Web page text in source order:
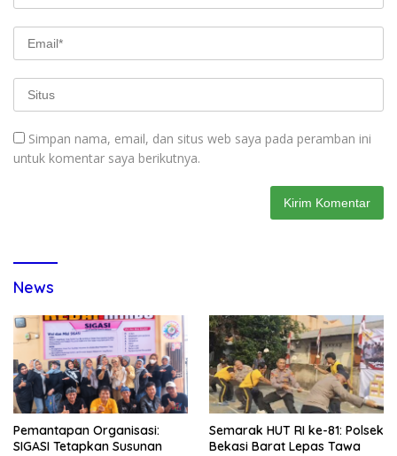
Simpan nama, email, dan situs web saya pada peramban ini
untuk komentar saya berikutnya.
News
Pemantapan Organisasi:
SIGASI Tetapkan Susunan
Semarak HUT RI ke-81: Polsek
Bekasi Barat Lepas Tawa